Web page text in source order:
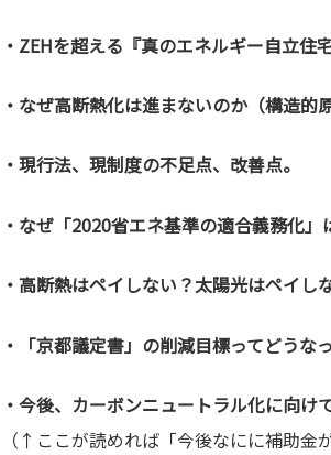
・ZEHを超える『真のエネルギー自立住
・なぜ高断熱化は進まないのか（構造的
・現行法、現制度の不足点、改善点。
・なぜ「2020省エネ基準の適合義務化」
・高断熱はペイしない？太陽光はペイし
・「京都議定書」の削減目標ってどうな
・今後、カーボンニュートラル化に向
（↑ここが読めれば「今後なにに補助